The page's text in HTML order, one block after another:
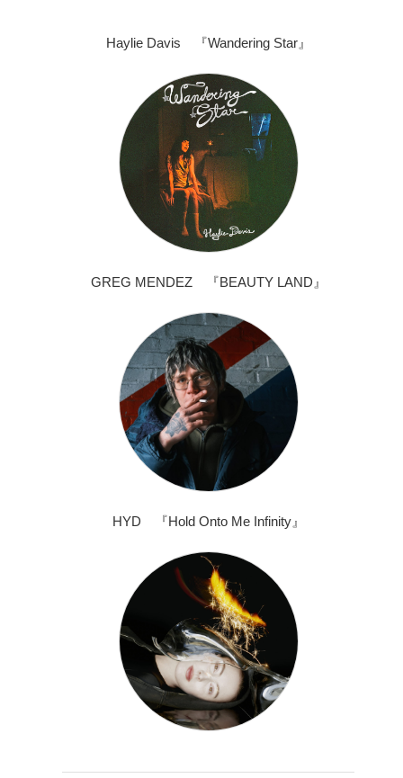
Haylie Davis 『Wandering Star』
GREG MENDEZ 『BEAUTY LAND』
HYD 『Hold Onto Me Infinity』